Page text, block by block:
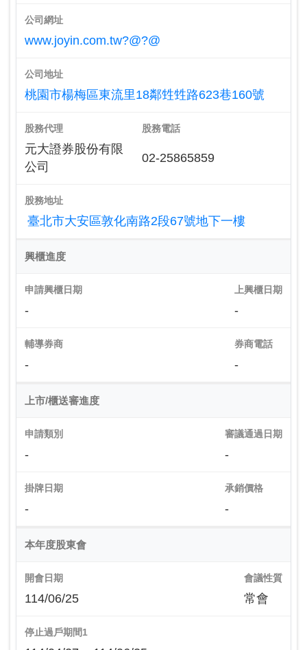
公司網址
www.joyin.com.tw?@?@
公司地址
桃園市楊梅區東流里18鄰甡甡路623巷160號
股務代理
元大證券股份有限
公司
股務電話
02-25865859
股務地址
臺北市大安區敦化南路2段67號地下一樓
興櫃進度
申請興櫃日期
-
上興櫃日期
-
輔導券商
-
券商電話
-
上市/櫃送審進度
申請類別
-
審議通過日期
-
掛牌日期
-
承銷價格
-
本年度股東會
開會日期
114/06/25
會議性質
常會
停止過戶期間1